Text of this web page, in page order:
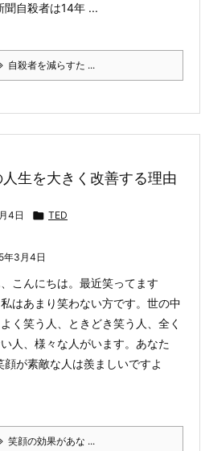
聞自殺者は14年 ...
自殺者を減らすた ...
生を大きく改善する理由
4日  TED
年3月4日
こんにちは。最近笑ってます
はあまり笑わない方です。世の中
く笑う人、ときどき笑う人、全く
人、様々な人がいます。あなた
が素敵な人は羨ましいですよ
笑顔の効果があな ...